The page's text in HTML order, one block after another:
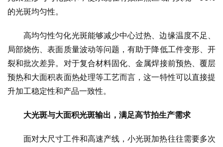
的光斑均匀性。
高均匀性匀化光斑能够减少中心过热、边缘温度不足、
局部烧伤、表面质量波动等问题，有助于降低工件变形、开
裂和批次差异。对于复合材料固化、金属焊接前预热、覆层
预热和大面积表面热处理等工艺而言，这一特性可以直接提
升加工稳定性和产品一致性。
大光斑与大面积光斑输出，满足高节拍生产需求
面对大尺寸工件和高速产线，小光斑加热往往需要多次